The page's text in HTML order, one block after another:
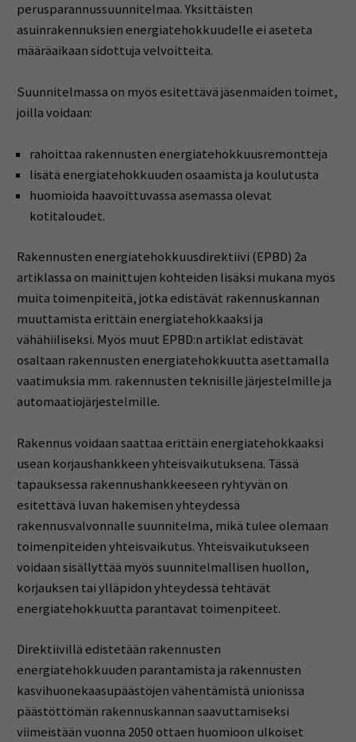
perusparannussuunnitelmaa. Yksittäisten
asuinrakennuksien energiatehokkuudelle ei aseteta
määräaikaan sidottuja velvoitteita.
Suunnitelmassa on myös esitettävä jäsenmaiden toimet,
joilla voidaan:
rahoittaa rakennusten energiatehokkuusremontteja
lisätä energiatehokkuuden osaamista ja koulutusta
huomioida haavoittuvassa asemassa olevat
kotitaloudet.
Rakennusten energiatehokkuusdirektiivi (EPBD) 2a
artiklassa on mainittujen kohteiden lisäksi mukana myös
muita toimenpiteitä, jotka edistävät rakennuskannan
muuttamista erittäin energiatehokkaaksi ja
vähähiiliseksi. Myös muut EPBD:n artiklat edistävät
osaltaan rakennusten energiatehokkuutta asettamalla
vaatimuksia mm. rakennusten teknisille järjestelmille ja
automaatiojärjestelmille.
Rakennus voidaan saattaa erittäin energiatehokkaaksi
usean korjaushankkeen yhteisvaikutuksena. Tässä
tapauksessa rakennushankkeeseen ryhtyvän on
esitettävä luvan hakemisen yhteydessä
rakennusvalvonnalle suunnitelma, mikä tulee olemaan
toimenpiteiden yhteisvaikutus. Yhteisvaikutukseen
voidaan sisällyttää myös suunnitelmallisen huollon,
korjauksen tai ylläpidon yhteydessä tehtävät
energiatehokkuutta parantavat toimenpiteet.
Direktiivillä edistetään rakennusten
energiatehokkuuden parantamista ja rakennusten
kasvihuonekaasupäästöjen vähentämistä unionissa
päästöttömän rakennuskannan saavuttamiseksi
viimeistään vuonna 2050 ottaen huomioon ulkoiset